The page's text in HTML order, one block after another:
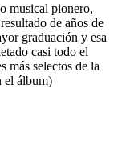
musical pionero,
de años de
graduación y esa
casi todo el
más selectos de la
el álbum)